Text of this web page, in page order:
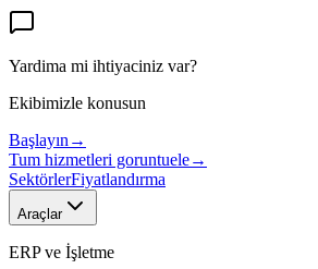
Yardima mi ihtiyaciniz var?
Ekibimizle konusun
Başlayın →
Tum hizmetleri goruntuele→
SektörlerFiyatlandırma
Araçlar
ERP ve İşletme